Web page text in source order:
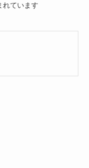
れています